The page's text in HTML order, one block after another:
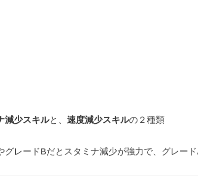
減少スキルと、 速度減少スキルの２種類
グレードBだとスタミナ減少が強力で、グレー